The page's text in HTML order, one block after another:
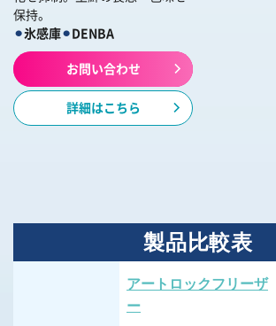
保持。
⚫︎氷感庫⚫︎DENBA
お問い合わせ
詳細はこちら
製品比較表
アートロックフリーザ
ー